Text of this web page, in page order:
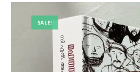
SALE!